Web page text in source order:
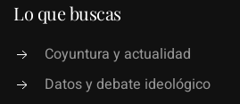
Lo que buscas
Coyuntura y actualidad
Datos y debate ideológico